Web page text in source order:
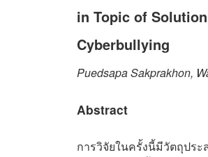
in Topic of
Cyberbullying
Puedsapa Sakprakhon,
Abstract
การวิจัยในครั้งนี้มีวัตถุปร